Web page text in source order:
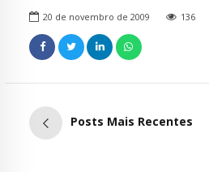
20 de novembro de 2009 136
Posts Mais Recentes